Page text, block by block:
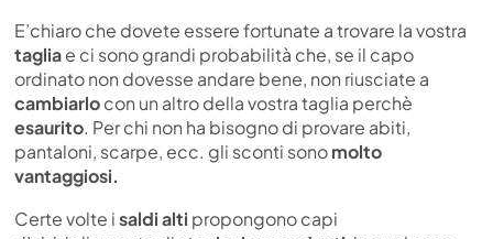
E’chiaro che dovete essere fortunate a trovare la vostra
tagliae ci sono grandi probabilità che, se il capo
ordinato non dovesse andare bene, non riusciate a
cambiarlocon un altro della vostra taglia perchè
esaurito. Per chi non ha bisogno di provare abiti,
pantaloni, scarpe, ecc. gli sconti sonomolto
vantaggiosi.
Certe volte isaldi alti propongono capi